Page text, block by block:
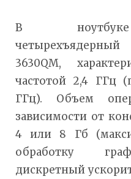
В ноутбуке
3630QM,
частотой 2,4 ГГц
ГГц). Объем
зависимости от
4 или 8 Гб
обработку
дискретный